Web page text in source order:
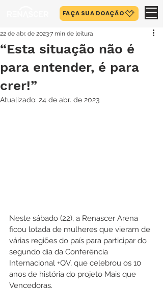
FAÇA SUA DOAÇÃO
“Esta situação não é
para entender, é para
crer!”
22 de abr. de 20237 min de leitura
Atualizado: 24 de abr. de 2023
Neste sábado (22), a Renascer Arena
ficou lotada de mulheres que vieram de
várias regiões do país para participar do
segundo dia da Conferência
Internacional +QV, que celebrou os 10
anos de história do projeto Mais que
Vencedoras.